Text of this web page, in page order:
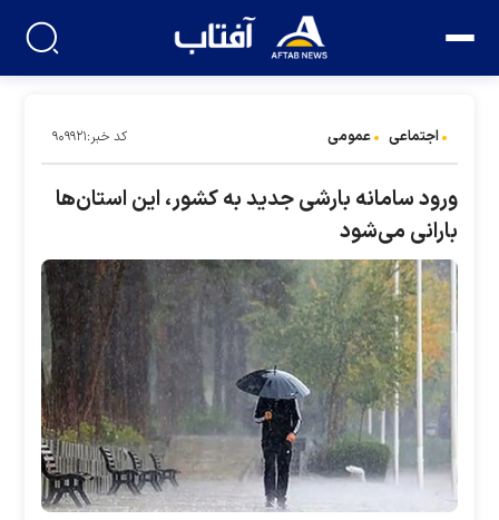
اجتماعی عمومی کد خبر:۹۰۹۹۲۱
ورود سامانه بارشی جدید به کشور، این استان‌ها
بارانی می‌شود